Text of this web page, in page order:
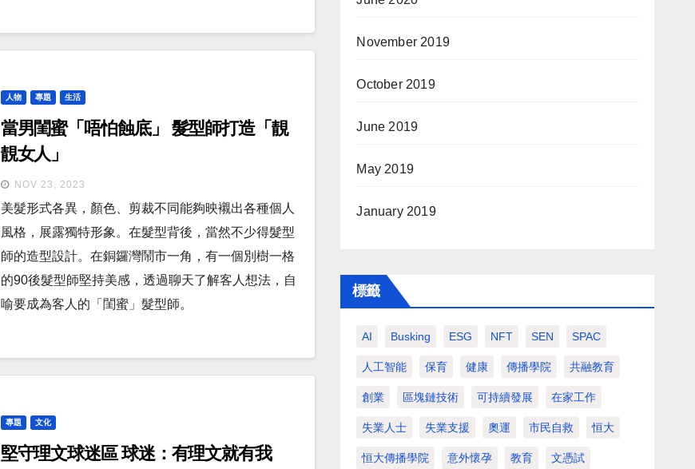
人物 專題 生活
當男閨蜜「唔怕蝕底」 髮型師打造「靚
靚女人」
NOV 23, 2023
美髮形式各異，顏色、剪裁不同能夠映襯出各種個人
風格，展露獨特形象。在髮型背後，當然不少得髮型
師的造型設計。在銅鑼灣鬧市一角，有一個別樹一格
的90後髮型師堅持美感，透過聊天了解客人想法，自
喻要成為客人的「閨蜜」髮型師。
專題 文化
堅守理文球迷區 球迷：有理文就有我
November 2019
October 2019
June 2019
May 2019
January 2019
標籤
AI Busking ESG NFT SEN SPAC
人工智能 保育 健康 傳播學院 共融教育
創業 區塊鏈技術 可持續發展 在家工作
失業人士 失業支援 奧運 市民自救 恒大
恒大傳播學院 意外懷孕 教育 文憑試